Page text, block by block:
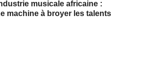
musicale africaine :
machine à broyer les talents